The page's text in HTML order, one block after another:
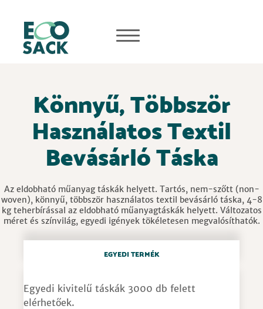
Könnyű, Többször
Használatos Textil
Bevásárló Táska
Az eldobható műanyag táskák helyett. Tartós, nem-szőtt (non-
woven), könnyű, többször használatos textil bevásárló táska, 4-8
kg teherbírással az eldobható műanyagtáskák helyett. Változatos
méret és színvilág, egyedi igények tökéletesen megvalósíthatók.
EGYEDI TERMÉK
Egyedi kivitelű táskák 3000 db felett
elérhetőek.